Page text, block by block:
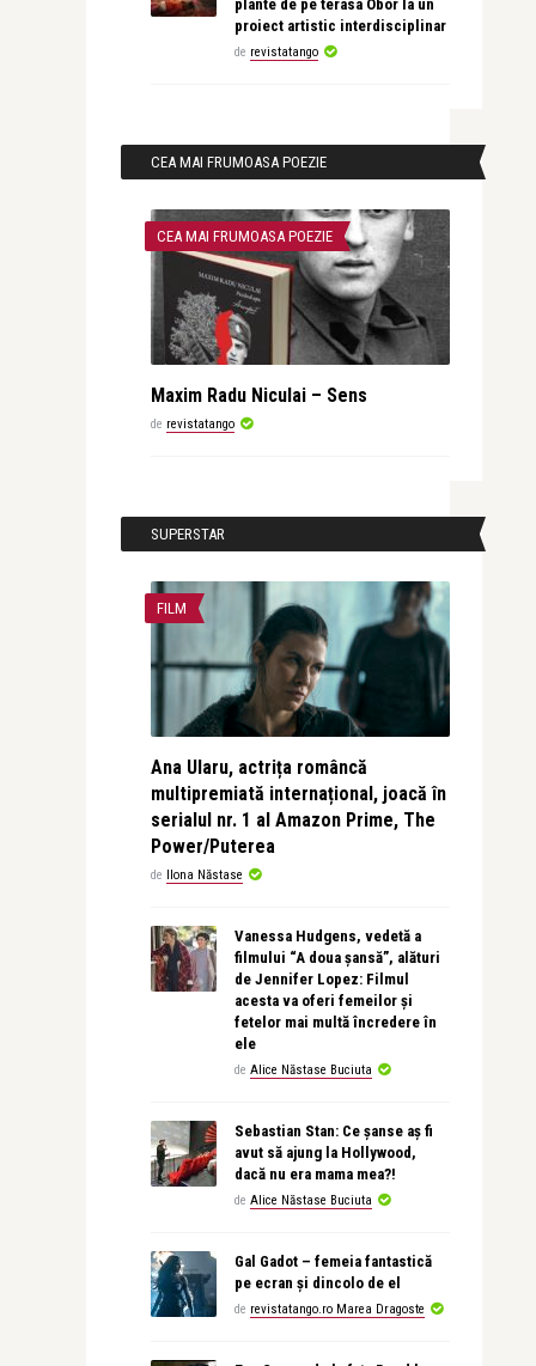
plante de pe terasa Obor la un
proiect artistic interdisciplinar
de revistatango
CEA MAI FRUMOASA POEZIE
CEA MAI FRUMOASA POEZIE
Maxim Radu Niculai – Sens
de revistatango
SUPERSTAR
FILM
Ana Ularu, actrița româncă
multipremiată internațional, joacă în
serialul nr. 1 al Amazon Prime, The
Power/Puterea
de Ilona Năstase
Vanessa Hudgens, vedetă a
filmului “A doua șansă”, alături
de Jennifer Lopez: Filmul
acesta va oferi femeilor și
fetelor mai multă încredere în
ele
de Alice Năstase Buciuta
Sebastian Stan: Ce șanse aș fi
avut să ajung la Hollywood,
dacă nu era mama mea?!
de Alice Năstase Buciuta
Gal Gadot – femeia fantastică
pe ecran și dincolo de el
de revistatango.ro Marea Dragoste